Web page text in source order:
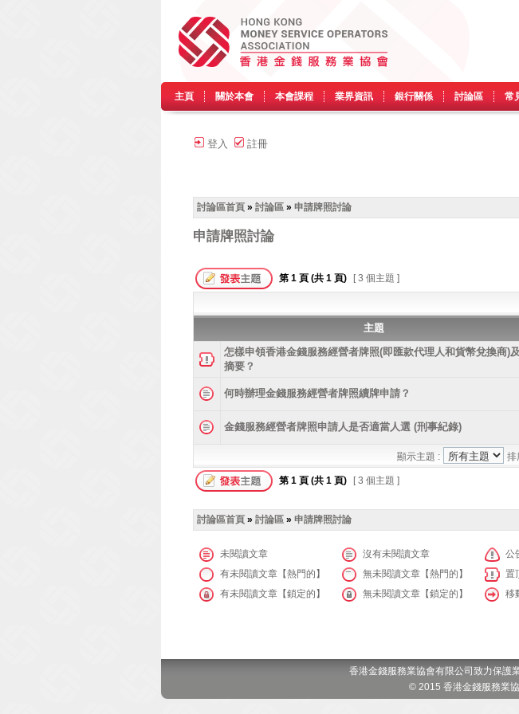
主頁 關於本會 本會課程 業界資訊 銀行關係 討論區 常
登入 註冊
討論區首頁 » 討論區 » 申請牌照討論
申請牌照討論
第 1 頁 (共 1 頁) [ 3 個主題 ]
主題
怎樣申領香港金錢服務經營者牌照(即匯款代理人和貨幣兌換商)
摘要？
何時辦理金錢服務經營者牌照續牌申請？
金錢服務經營者牌照申請人是否適當人選 (刑事紀錄)
顯示主題 : 排
第 1 頁 (共 1 頁) [ 3 個主題 ]
討論區首頁 » 討論區 » 申請牌照討論
未閱讀文章 沒有未閱讀文章
公
有未閱讀文章【熱門的】
無未閱讀文章【熱門的】
置
有未閱讀文章【鎖定的】
無未閱讀文章【鎖定的】 移
香港金錢服務業協會有限公司致力保護
© 2015 香港金錢服務業